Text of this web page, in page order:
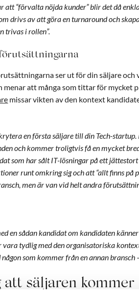
att “förvalta nöjda kunder” blir det då
drivs av att göra en turnaround och
trivas i rollen”.
ser ut för din säljare
menar att många som tittar för mycket
missar vikten av den kontext
en första säljare till din Tech-startup.
och kommer troligtvis få en mycket
som har sålt IT-lösningar på ett
runt omkring sig och att “allt finns på
men är van vid helt andra
en sådan kandidat om kandidaten
vara tydlig med den organisatoriska
som kommer från en annan bransch
att säljaren